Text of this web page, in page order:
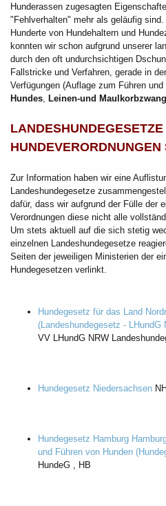
Hunderassen zugesagten
"Fehlverhalten" mehr als geläufig sind.
Hunderte von Hundehaltern und
konnten wir schon aufgrund unserer
durch den oft undurchsichtigen
Fallstricke und Verfahren, gerade in
Verfügungen (Auflage zum Führen und
Hundes
Leinen-und Maulkorbzwang
Zur Information haben wir eine
Landeshundegesetze
dafür, dass wir aufgrund der Fülle der
Verordnungen diese nicht alle
Um stets aktuell auf die sich stetig
einzelnen Landeshundegesetze
Seiten der jeweiligen Ministerien der
Hundegesetzen verlinkt.
Hundegesetz für das Land
(Landeshundegesetz - LHundG
VV LHundG NRW
Hundegesetz Niedersachsen
Hundegesetz Hamburg
und Führen von Hunden
HundeG , HB